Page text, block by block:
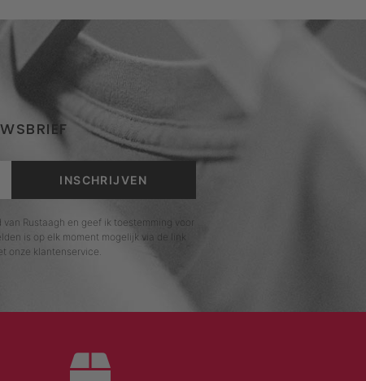
INSCHRIJVEN
Rustaagh en geef ik toestemming voor
is op elk moment mogelijk via de link
onze klantenservice.